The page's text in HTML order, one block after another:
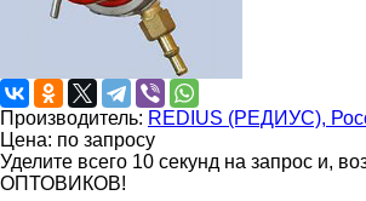
Производитель: REDIUS (РЕДИУС),
Цена: по запросу
Уделите всего 10 секунд на запрос и,
ОПТОВИКОВ!